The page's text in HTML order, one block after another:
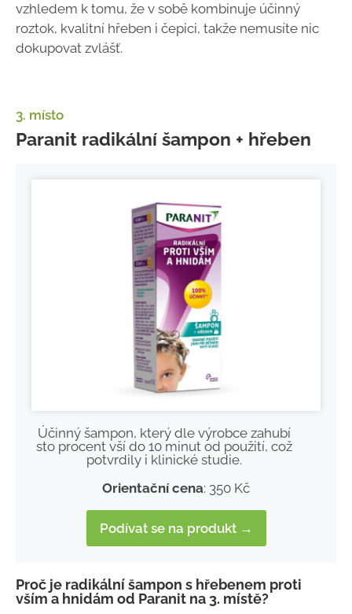
vzhledem k tomu, že v sobě kombinuje účinný
roztok, kvalitní hřeben i čepici, takže nemusíte nic
dokupovat zvlášť.
3. místo
Paranit radikální šampon + hřeben
Účinný šampon, který dle výrobce zahubí
sto procent vší do 10 minut od použití, což
potvrdily i klinické studie.
Orientační cena: 350 Kč
Podívat se na produkt →
Proč je radikální šampon s hřebenem proti
vším a hnidám od Paranit na 3. místě?